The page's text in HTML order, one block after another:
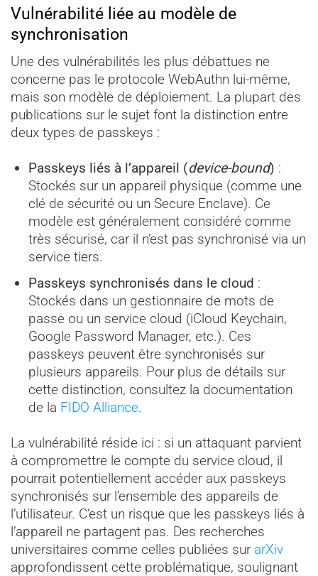
Vulnérabilité liée au modèle de
synchronisation
Une des vulnérabilités les plus débattues ne
concerne pas le protocole WebAuthn lui-même,
mais son modèle de déploiement. La plupart des
publications sur le sujet font la distinction entre
deux types de passkeys :
Passkeys liés à l’appareil (device-bound) :
Stockés sur un appareil physique (comme une
clé de sécurité ou un Secure Enclave). Ce
modèle est généralement considéré comme
très sécurisé, car il n’est pas synchronisé via un
service tiers.
Passkeys synchronisés dans le cloud :
Stockés dans un gestionnaire de mots de
passe ou un service cloud (iCloud Keychain,
Google Password Manager, etc.). Ces
passkeys peuvent être synchronisés sur
plusieurs appareils. Pour plus de détails sur
cette distinction, consultez la documentation
de la FIDO Alliance.
La vulnérabilité réside ici : si un attaquant parvient
à compromettre le compte du service cloud, il
pourrait potentiellement accéder aux passkeys
synchronisés sur l’ensemble des appareils de
l’utilisateur. C’est un risque que les passkeys liés à
l’appareil ne partagent pas. Des recherches
universitaires comme celles publiées sur arXiv
approfondissent cette problématique, soulignant